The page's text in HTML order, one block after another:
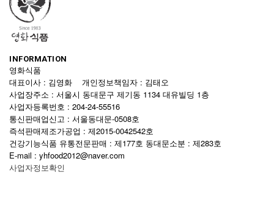
INFORMATION
영화식품
대표이사 : 김영화 개인정보책임자 : 김태오
사업장주소 : 서울시 동대문구 제기동 1134 대유빌딩 1층
사업자등록번호 : 204-24-55516
통신판매업신고 : 서울동대문-0508호
즉석판매제조가공업 : 제2015-0042542호
건강기능식품 유통전문판매 : 제177호 동대문소분 : 제283호
E-mail : yhfood2012@naver.com
사업자정보확인